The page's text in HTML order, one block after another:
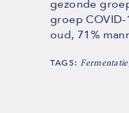
gezonde
groep
oud, 71%
TAGS:Fermentatie